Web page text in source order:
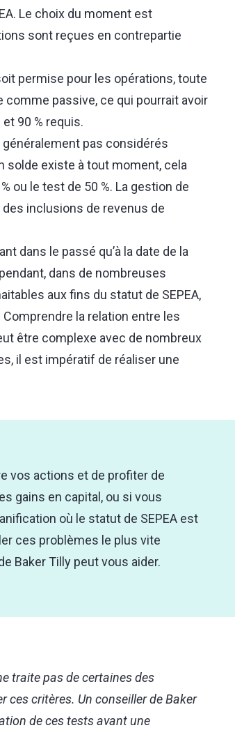
Le choix du moment est
sont reçues en contrepartie
permise pour les opérations, toute
passive, ce qui pourrait avoir
90 % requis.
pas considérés
solde existe à tout moment, cela
ou le test de 50 %. La gestion de
inclusions de revenus de
dans le passé qu’à la date de la
dans de nombreuses
aux fins du statut de SEPEA,
la relation entre les
être complexe avec de nombreux
il est impératif de réaliser une
vos actions et de profiter de
gains en capital, ou si vous
où le statut de SEPEA est
ces problèmes le plus vite
Baker Tilly peut vous aider.
traite pas de certaines des
critères. Un conseiller de Baker
de ces tests avant une